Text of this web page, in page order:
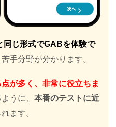
同じ形式でGABを体験で
手分野が分かります。
が多く、非常に役立ちま
うに、 本番のテストに近
ます。